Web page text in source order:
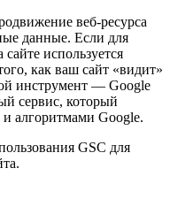
веб-ресурса
данные. Если для
используется
как ваш сайт «видит»
инструмент — Google
сервис, который
алгоритмами Google.
GSC для